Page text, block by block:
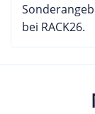
bei RACK26.